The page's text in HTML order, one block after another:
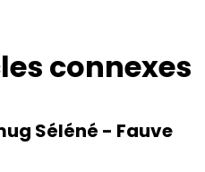
connexes
Séléné - Fauve